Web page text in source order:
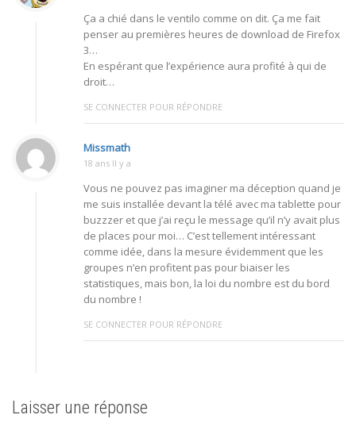
Ça a chié dans le ventilo comme on dit. Ça me fait
penser au premières heures de download de Firefox
3…
En espérant que l’expérience aura profité à qui de
droit…
SE CONNECTER POUR RÉPONDRE
Missmath
18 ans Il y a
Vous ne pouvez pas imaginer ma déception quand je
me suis installée devant la télé avec ma tablette pour
buzzzer et que j’ai reçu le message qu’il n’y avait plus
de places pour moi… C’est tellement intéressant
comme idée, dans la mesure évidemment que les
groupes n’en profitent pas pour biaiser les
statistiques, mais bon, la loi du nombre est du bord
du nombre !
SE CONNECTER POUR RÉPONDRE
Laisser une réponse